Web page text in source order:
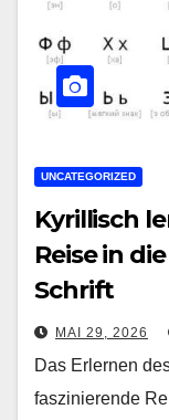
UNCATEGORIZED
Kyrillisch
Reise in
Schrift
MAI 29, 2026
Das Erlernen
faszinierende